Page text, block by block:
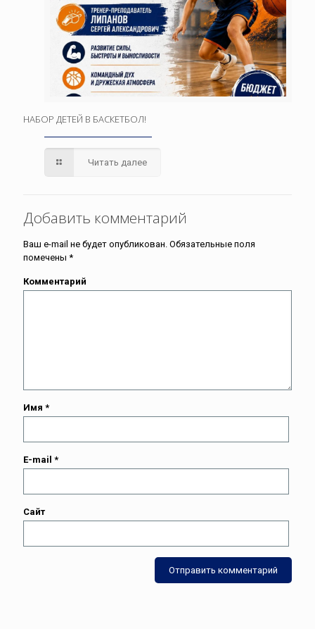
НАБОР ДЕТЕЙ В БАСКЕТБОЛ!
Читать далее
Добавить комментарий
Ваш e-mail не будет опубликован. Обязательные поля
помечены *
Комментарий
Имя *
E-mail *
Сайт